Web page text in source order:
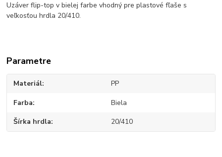
Uzáver flip-top v bielej farbe vhodný pre plastové fľaše s
veľkosťou hrdla 20/410.
Parametre
Materiál PP
Farba Biela
Šírka hrdla 20/410